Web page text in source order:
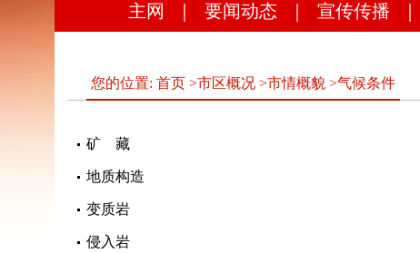
主网 要闻动态 宣传传播
您的位置: 首页 >市区概况 >市情概貌 >气候条件
矿 藏
地质构造
变质岩
侵入岩